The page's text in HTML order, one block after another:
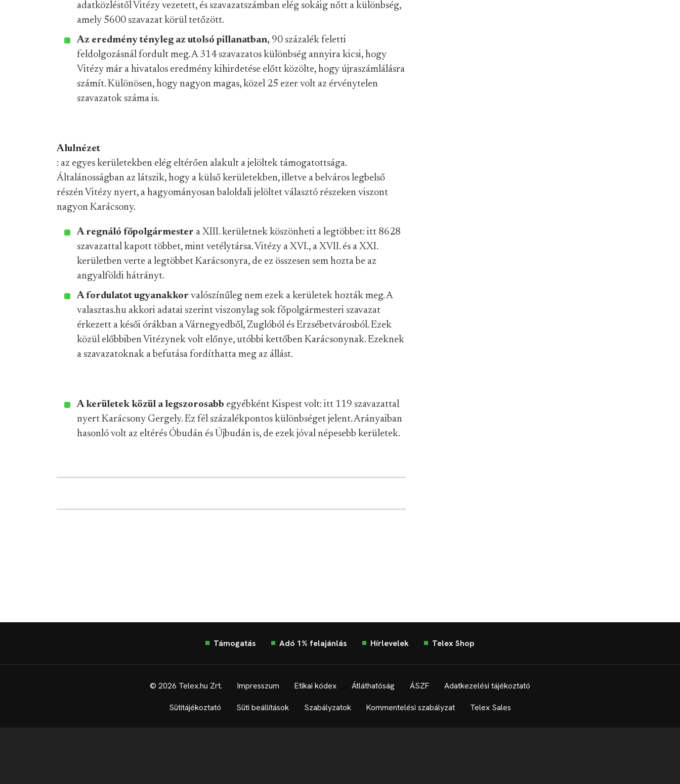
adatközléstől Vitézy vezetett, és szavazatszámban elég sokáig nőtt a különbség,
amely 5600 szavazat körül tetőzött.
Az eredmény tényleg az utolsó pillanatban, 90 százalék feletti
feldolgozásnál fordult meg. A 314 szavazatos különbség annyira kicsi, hogy
Vitézy már a hivatalos eredmény kihirdetése előtt közölte, hogy újraszámlálásra
számít. Különösen, hogy nagyon magas, közel 25 ezer volt az érvénytelen
szavazatok száma is.
Alulnézet
: az egyes kerületekben elég eltérően alakult a jelöltek támogatottsága.
Általánosságban az látszik, hogy a külső kerületekben, illetve a belváros legbelső
részén Vitézy nyert, a hagyományosan baloldali jelöltet választó részeken viszont
nagyon Karácsony.
A regnáló főpolgármester a XIII. kerületnek köszönheti a legtöbbet: itt 8628
szavazattal kapott többet, mint vetélytársa. Vitézy a XVI., a XVII. és a XXI.
kerületben verte a legtöbbet Karácsonyra, de ez összesen sem hozta be az
angyalföldi hátrányt.
A fordulatot ugyanakkor valószínűleg nem ezek a kerületek hozták meg. A
valasztas.hu akkori adatai szerint viszonylag sok főpolgármesteri szavazat
érkezett a késői órákban a Várnegyedből, Zuglóból és Erzsébetvárosból. Ezek
közül előbbiben Vitézynek volt előnye, utóbbi kettőben Karácsonynak. Ezeknek
a szavazatoknak a befutása fordíthatta meg az állást.
A kerületek közül a legszorosabb egyébként Kispest volt: itt 119 szavazattal
nyert Karácsony Gergely. Ez fél százalékpontos különbséget jelent. Arányaiban
hasonló volt az eltérés Óbudán és Újbudán is, de ezek jóval népesebb kerületek.
Támogatás Adó 1% felajánlás Hírlevelek Telex Shop
© 2026 Telex.hu Zrt. Impresszum Etikai kódex Átláthatóság ÁSZF Adatkezelési tájékoztató
Sütitájékoztató Süti beállítások Szabályzatok Kommentelési szabályzat Telex Sales